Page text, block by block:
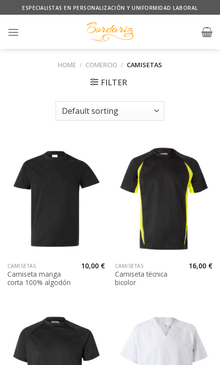
to
content
ESPECIALISTAS EN PERSONALIZACIÓN Y UNIFORMIDAD LABORAL
HOME / COMERCIO / CAMISETAS
FILTER
CAMISETAS
Camiseta manga
corta 100% algodón
10,00 € CAMISETAS
Camiseta técnica
bicolor
16,00 €